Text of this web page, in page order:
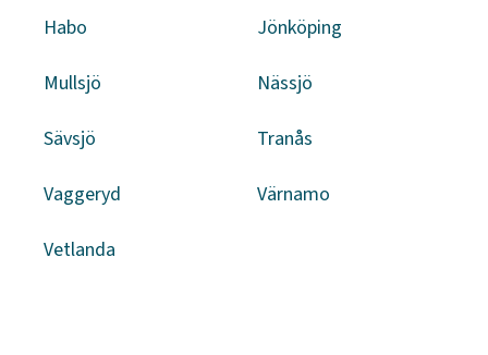
Habo Jönköping
Mullsjö Nässjö
Sävsjö Tranås
Vaggeryd Värnamo
Vetlanda